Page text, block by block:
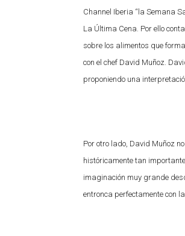
Channel Iberia “la Semana
La Última Cena. Por ello
sobre los alimentos que
con el chef David Muñoz.
proponiendo una
Por otro lado, David Muñoz
históricamente tan
imaginación muy grande
entronca perfectamente con